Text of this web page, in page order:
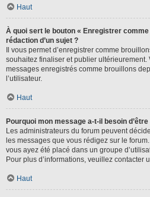
Haut
À quoi sert le bouton « Enregistrer
rédaction d’un sujet ?
Il vous permet d’enregistrer comme
souhaitez finaliser et publier ultérieurement.
messages enregistrés comme brouillons
l’utilisateur.
Haut
Pourquoi mon message a-t-il besoin
Les administrateurs du forum peuvent
les messages que vous rédigez sur le
vous ayez été placé dans un groupe
Pour plus d’informations, veuillez contacter
Haut